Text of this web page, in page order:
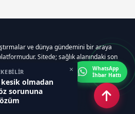
kesik olmadan
sorununa
×
ve dünya gündemini bir araya
Sitede; sağlık alanındaki son
yaşam rehberleri, resmi ilanlar, video ve
yer almaktadır.
WhatsApp
İhbar Hattı